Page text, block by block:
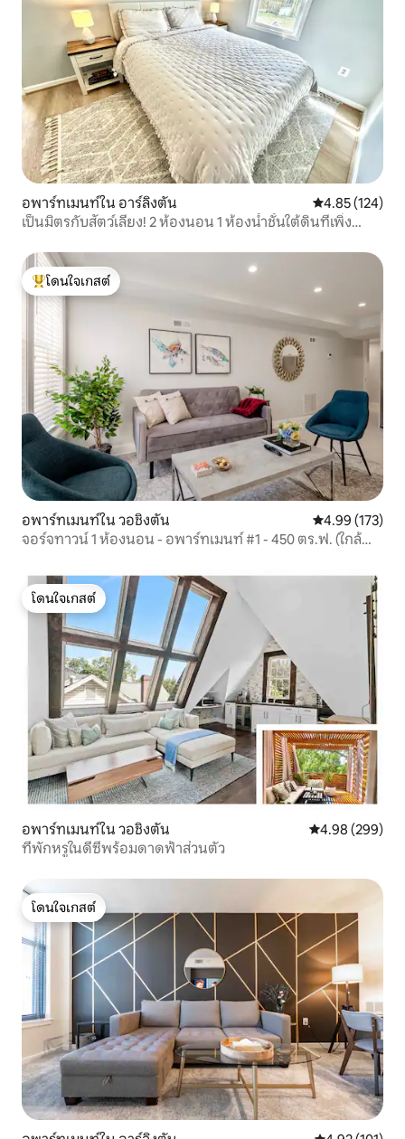
อพาร์ทเมนท์ใน อาร์ลิงตัน คะแนนเฉลี่ย
4.85 (124)
เป็นมิตรกับสัตว์เลี้ยง! 2 ห้องนอน 1 ห้องน้ำชั้นใต้ดินที่เพิ่ง
โดนใจเกสต์ที่สุด
โดนใจเกสต์
อพาร์ทเมนท์ใน วอชิงตัน คะแนนเฉลี่ย
4.99 (173)
จอร์จทาวน์ 1 ห้องนอน - อพาร์ทเมนท์ #1 - 450 ตร.ฟ. (ใกล้
โดนใจเกสต์
โดนใจเกสต์
อพาร์ทเมนท์ใน วอชิงตัน คะแนนเฉลี่ย
4.98 (299)
ที่พักหรูในดีซีพร้อมดาดฟ้าส่วนตัว
โดนใจเกสต์
โดนใจเกสต์